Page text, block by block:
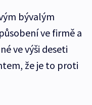
bývalým
ve firmě a
ve výši deseti
že je to proti